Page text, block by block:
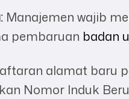
Manajemen wajib
pembaruan badan
alamat baru
Nomor Induk